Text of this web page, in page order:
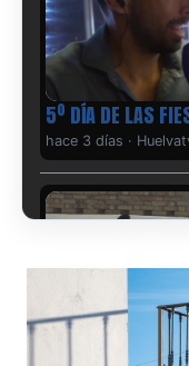
5º DÍA DE LAS
hace 3 días ·